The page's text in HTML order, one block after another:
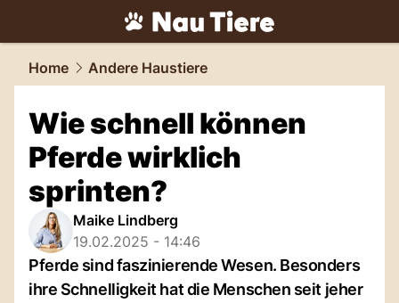
tiere.NAU.ch
Home Andere Haustiere
Wie schnell können
Pferde wirklich
sprinten?
Maike Lindberg
19.02.2025 - 14:46
Pferde sind faszinierende Wesen. Besonders
ihre Schnelligkeit hat die Menschen seit jeher